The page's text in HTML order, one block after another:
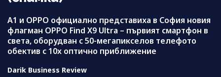
A1 и OPPO официално представиха в София новия
флагман OPPO Find X9 Ultra – първият смартфон в
света, оборудван с 50-мегапикселов телефото
обектив с 10x оптично приближение
Darik Business Review